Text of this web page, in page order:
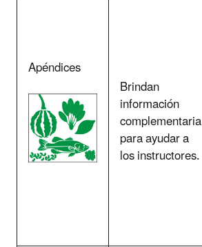
Apéndices
Brindan
información
complementaria
para ayudar a
los instructores.